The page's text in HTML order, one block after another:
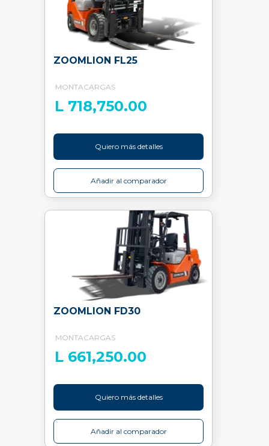
ZOOMLION FL25
MONTACARGAS
L 718,750.00
Quiero más detalles
Añadir al comparador
ZOOMLION FD30
MONTACARGAS
L 661,250.00
Quiero más detalles
Añadir al comparador